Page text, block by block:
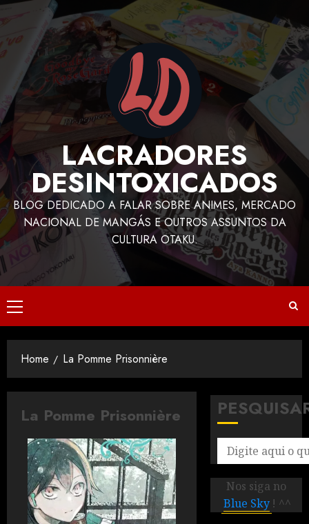
LACRADORES
DESINTOXICADOS
BLOG DEDICADO A FALAR SOBRE ANIMES, MERCADO
NACIONAL DE MANGÁS E OUTROS ASSUNTOS DA
CULTURA OTAKU.
Home La Pomme Prisonnière
La Pomme Prisonnière
Nos siga no
Blue Sky ! ^^